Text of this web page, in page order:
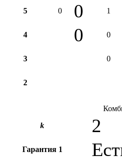
5 0 0 1
4 0 0
3 0
2
k
2
Гарантия 1